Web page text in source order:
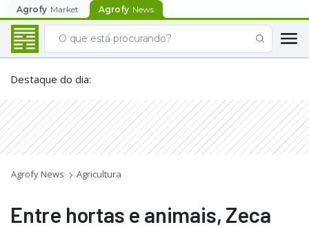
Agrofy Market Agrofy News
Destaque do dia:
Agrofy News Agricultura
Entre hortas e animais, Zeca